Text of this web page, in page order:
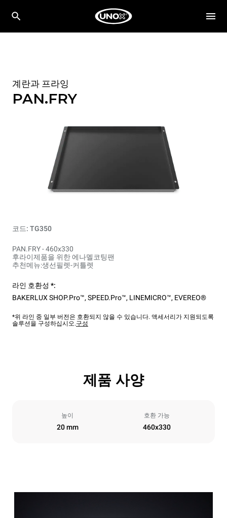
계란과 프라잉
PAN.FRY
코드: TG350
PAN.FRY - 460x330
후라이제품을 위한 에나멜코팅팬
추천메뉴:생선필렛-커틀렛
라인 호환성 *:
BAKERLUX SHOP.Pro™, SPEED.Pro™, LINEMICRO™, EVEREO®
*위 라인 중 일부 버전은 호환되지 않을 수 있습니다. 액세서리가 지원되도록
솔루션을 구성하십시오.구성
제품 사양
높이
20 mm
호환 가능
460x330